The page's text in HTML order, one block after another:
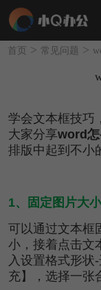
首页 > 常见问题 >
学会文本框技巧
大家分享word怎
排版中起到不小
1、固定图片大小
可以通过文本框
小，接着点击文
入设置格式形状
充】，选择一张